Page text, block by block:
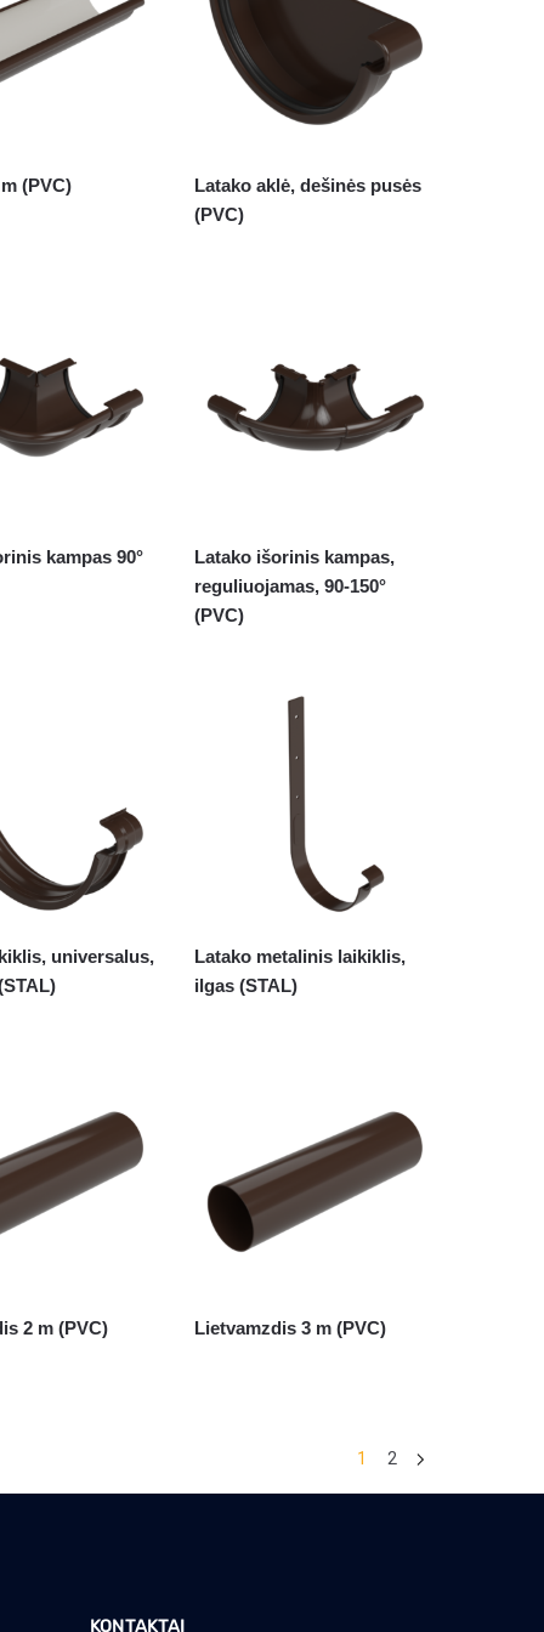
(PVC)
Latako aklė, dešinės pusės
(PVC)
kampas 90°
Latako išorinis kampas,
reguliuojamas, 90-150°
(PVC)
universalus,
Latako metalinis laikiklis,
ilgas (STAL)
2 m (PVC) Lietvamzdis 3 m (PVC)
1 2
KONTAKTAI